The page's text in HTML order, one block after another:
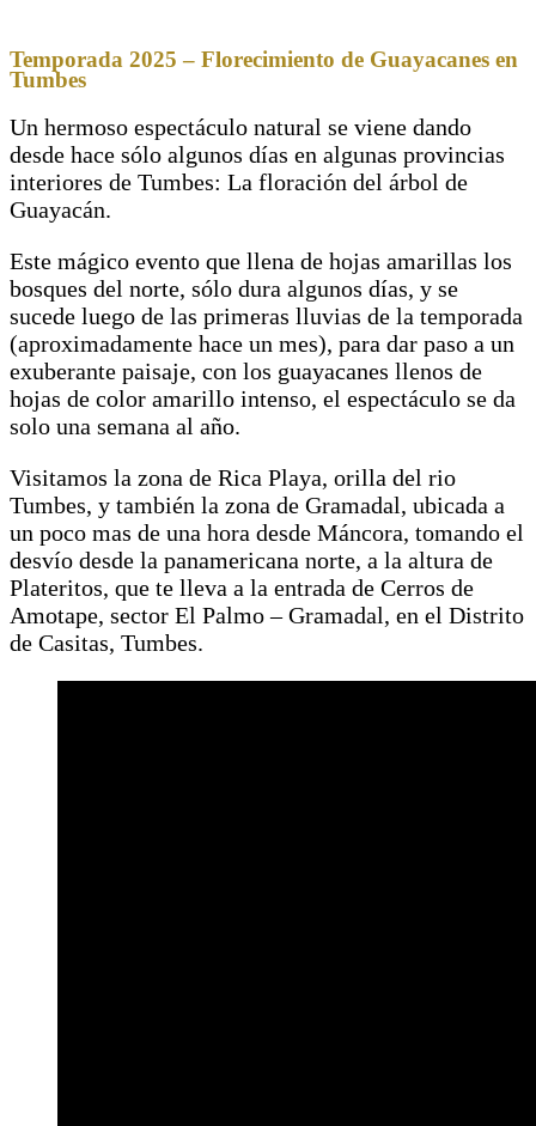
Temporada 2025 – Florecimiento de Guayacanes en
Tumbes
Un hermoso espectáculo natural se viene dando
desde hace sólo algunos días en algunas provincias
interiores de Tumbes: La floración del árbol de
Guayacán.
Este mágico evento que llena de hojas amarillas los
bosques del norte, sólo dura algunos días, y se
sucede luego de las primeras lluvias de la temporada
(aproximadamente hace un mes), para dar paso a un
exuberante paisaje, con los guayacanes llenos de
hojas de color amarillo intenso, el espectáculo se da
solo una semana al año.
Visitamos la zona de Rica Playa, orilla del rio
Tumbes, y también la zona de Gramadal, ubicada a
un poco mas de una hora desde Máncora, tomando el
desvío desde la panamericana norte, a la altura de
Plateritos, que te lleva a la entrada de Cerros de
Amotape, sector El Palmo – Gramadal, en el Distrito
de Casitas, Tumbes.